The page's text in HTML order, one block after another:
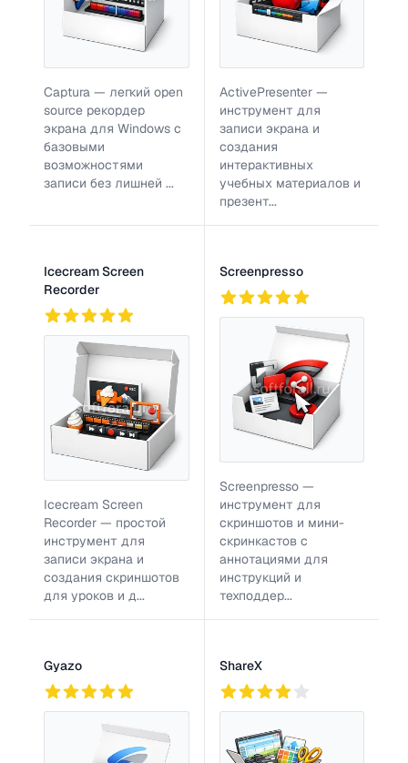
Captura — легкий open
source рекордер
экрана для Windows с
базовыми
возможностями
записи без лишней ...
ActivePresenter —
инструмент для
записи экрана и
создания
интерактивных
учебных материалов и
презент...
Icecream Screen
Recorder
Icecream Screen
Recorder — простой
инструмент для
записи экрана и
создания скриншотов
для уроков и д...
Screenpresso
Screenpresso —
инструмент для
скриншотов и мини-
скринкастов с
аннотациями для
инструкций и
техподдер...
Gyazo ShareX